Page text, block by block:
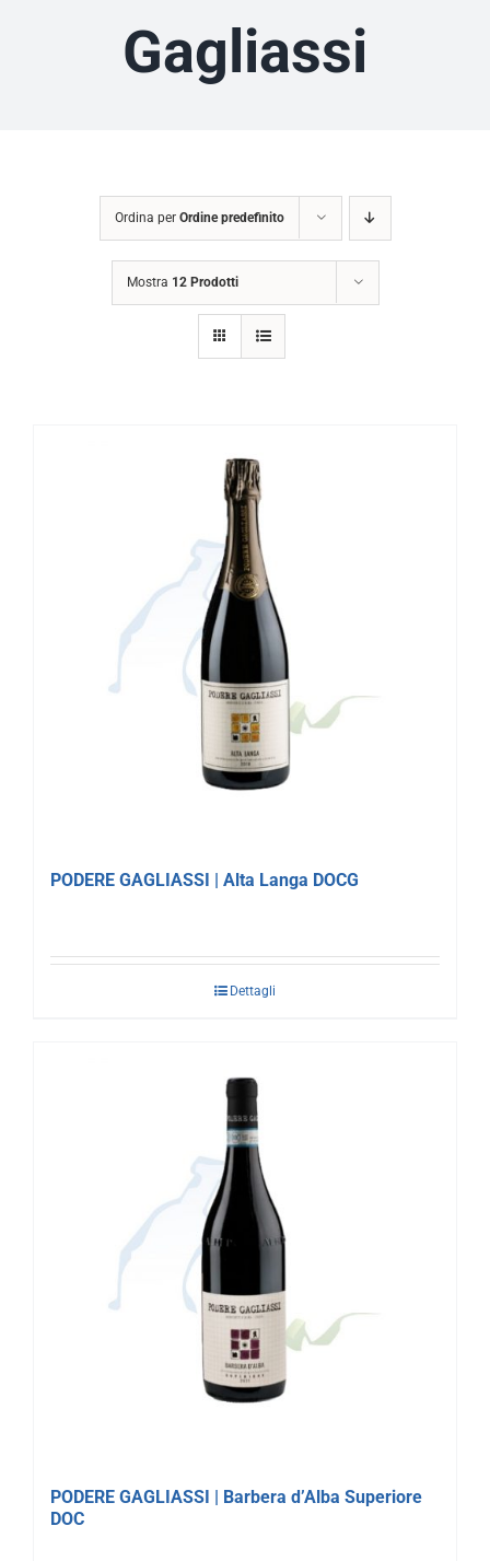
Gagliassi
Ordina per Ordine predefinito
Mostra 12 Prodotti
PODERE GAGLIASSI | Alta Langa DOCG
Dettagli
PODERE GAGLIASSI | Barbera d’Alba Superiore
DOC